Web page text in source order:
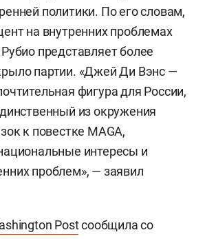
политики. По его словам,
на внутренних проблемах
представляет более
партии. «Джей Ди Вэнс —
фигура для России,
из окружения
к повестке MAGA,
интересы и
проблем», — заявил
Postсообщила со